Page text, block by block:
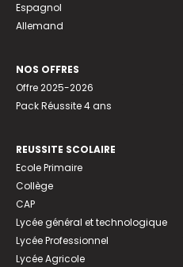
Espagnol
Allemand
NOS OFFRES
Offre 2025-2026
Pack Réussite 4 ans
REUSSITE SCOLAIRE
Ecole Primaire
Collège
CAP
Lycée général et technologique
Lycée Professionnel
Lycée Agricole